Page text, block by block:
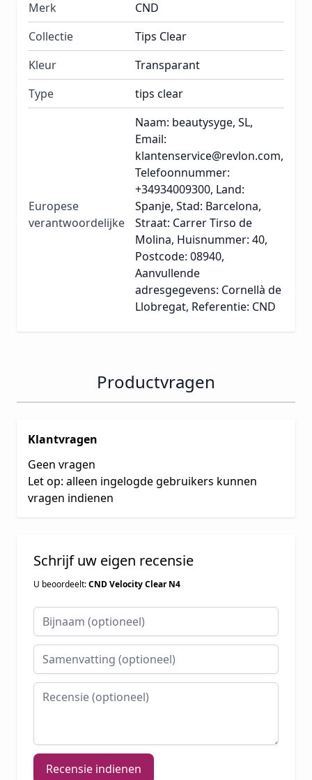
Merk
CND
Collectie
Tips Clear
Kleur
Transparant
Type
tips clear
Europese
verantwoordelijke
Naam: beautysyge, SL,
Email:
klantenservice@revlon.com,
Telefoonnummer:
+34934009300, Land:
Spanje, Stad: Barcelona,
Straat: Carrer Tirso de
Molina, Huisnummer: 40,
Postcode: 08940,
Aanvullende
adresgegevens: Cornellà de
Llobregat, Referentie: CND
Productvragen
Klantvragen
Geen vragen
Let op: alleen ingelogde gebruikers kunnen
vragen indienen
Schrijf uw eigen recensie
U beoordeelt:CND Velocity Clear N4
Bijnaam
Samenvatting
Recensie
Recensie indienen